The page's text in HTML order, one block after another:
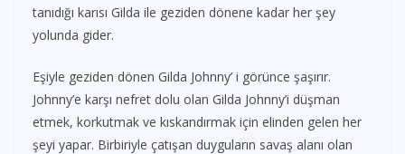
tanıdığı karısı Gilda ile geziden dönene kadar her şey
yolunda gider.
Eşiyle geziden dönen Gilda Johnny’ i görünce şaşırır.
Johnny’e karşı nefret dolu olan Gilda Johnny’i düşman
etmek, korkutmak ve kıskandırmak için elinden gelen her
şeyi yapar. Birbiriyle çatışan duyguların savaş alanı olan